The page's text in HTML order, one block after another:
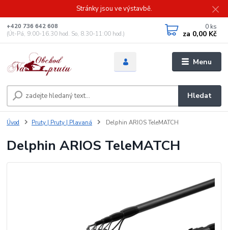
Stránky jsou ve výstavbě.
Menu
Hledat
+420 736 642 608
(Út-Pá, 9:00-16.30 hod. So, 8.30-11:00 hod.)
0 ks
za 0,00 Kč
Úvod Pruty | Pruty | Plavaná Delphin ARIOS TeleMATCH
Delphin ARIOS TeleMATCH